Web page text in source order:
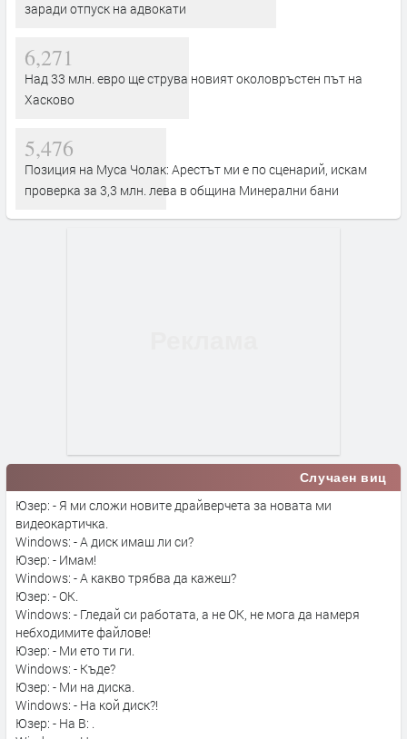
заради отпуск на адвокати
6,271
Над 33 млн. евро ще струва новият околовръстен път на
Хасково
5,476
Позиция на Муса Чолак: Арестът ми е по сценарий, искам
проверка за 3,3 млн. лева в община Минерални бани
Случаен виц
Юзер: - Я ми сложи новите драйверчета за новата ми
видеокартичка.
Windows: - А диск имаш ли си?
Юзер: - Имам!
Windows: - А какво трябва да кажеш?
Юзер: - ОК.
Windows: - Гледай си работата, а не ОК, не мога да намеря
небходимите файлове!
Юзер: - Ми ето ти ги.
Windows: - Къде?
Юзер: - Ми на диска.
Windows: - На кой диск?!
Юзер: - На B: .